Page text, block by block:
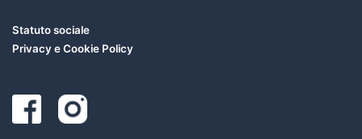
Statuto sociale
Privacy e Cookie Policy